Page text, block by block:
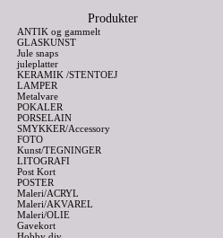
Produkter
ANTIK og gammelt
GLASKUNST
Jule snaps
juleplatter
KERAMIK /STENTOEJ
LAMPER
Metalvare
POKALER
PORSELAIN
SMYKKER/Accessory
FOTO
Kunst/TEGNINGER
LITOGRAFI
Post Kort
POSTER
Maleri/ACRYL
Maleri/AKVAREL
Maleri/OLIE
Gavekort